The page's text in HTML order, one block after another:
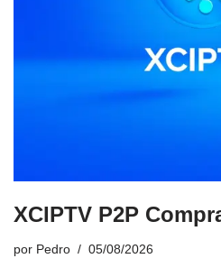
XCIPTV P2P
por Pedro 05/08/2026